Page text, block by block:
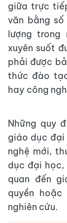
giữa trực
văn bằng
lượng trong
xuyên suốt
phải được
thức đào
hay công
Những quy
giáo dục đại
nghệ mới,
dục đại học,
quan đến
quyền
nghiên cứu.